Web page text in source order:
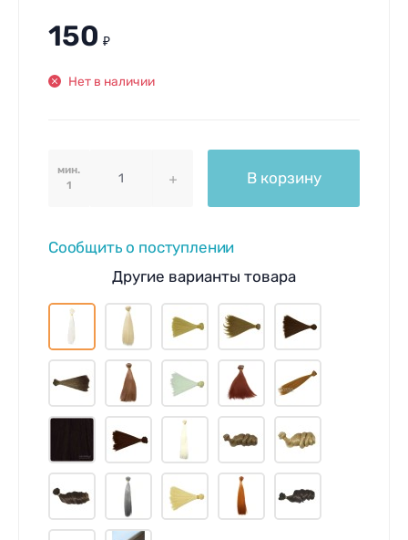
150 ₽
Нет в наличии
мин.
1
В корзину
Сообщить о поступлении
Другие варианты товара